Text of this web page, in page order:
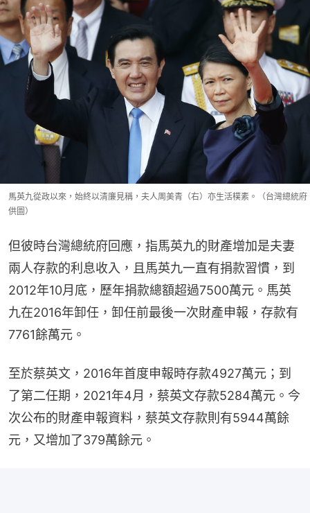
馬英九從政以來，始終以清廉見稱，夫人周美青（右）亦生活樸素。（台灣總統府
供圖）
但彼時台灣總統府回應，指馬英九的財產增加是夫妻
兩人存款的利息收入，且馬英九一直有捐款習慣，到
2012年10月底，歷年捐款總額超過7500萬元。馬英
九在2016年卸任，卸任前最後一次財產申報，存款有
7761餘萬元。
至於蔡英文，2016年首度申報時存款4927萬元；到
了第二任期，2021年4月，蔡英文存款5284萬元。今
次公布的財產申報資料，蔡英文存款則有5944萬餘
元，又增加了379萬餘元。